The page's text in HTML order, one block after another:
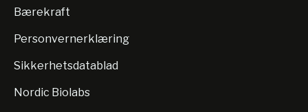
Bærekraft
Personvernerklæring
Sikkerhetsdatablad
Nordic Biolabs